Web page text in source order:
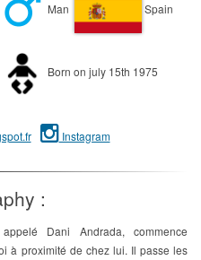
Man Spain
Born on july 15th 1975
Instagram
:
Dani Andrada, commence
à proximité de chez lui. Il passe les